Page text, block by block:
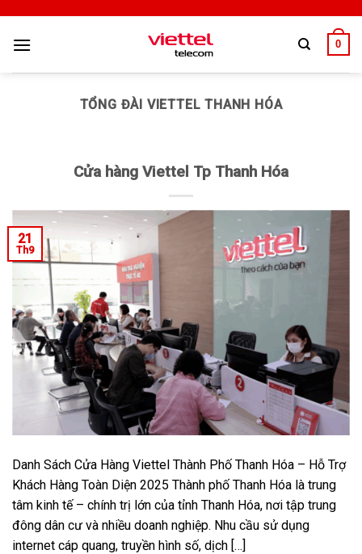
0
TỔNG ĐÀI VIETTEL THANH HÓA
Cửa hàng Viettel Tp Thanh Hóa
21
Th9
Danh Sách Cửa Hàng Viettel Thành Phố Thanh Hóa – Hỗ Trợ
Khách Hàng Toàn Diện 2025 Thành phố Thanh Hóa là trung
tâm kinh tế – chính trị lớn của tỉnh Thanh Hóa, nơi tập trung
đông dân cư và nhiều doanh nghiệp. Nhu cầu sử dụng
internet cáp quang, truyền hình số, dịch […]